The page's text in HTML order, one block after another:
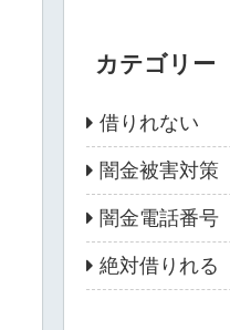
カテゴリー
借りれない
闇金被害対策
闇金電話番号
絶対借りれる